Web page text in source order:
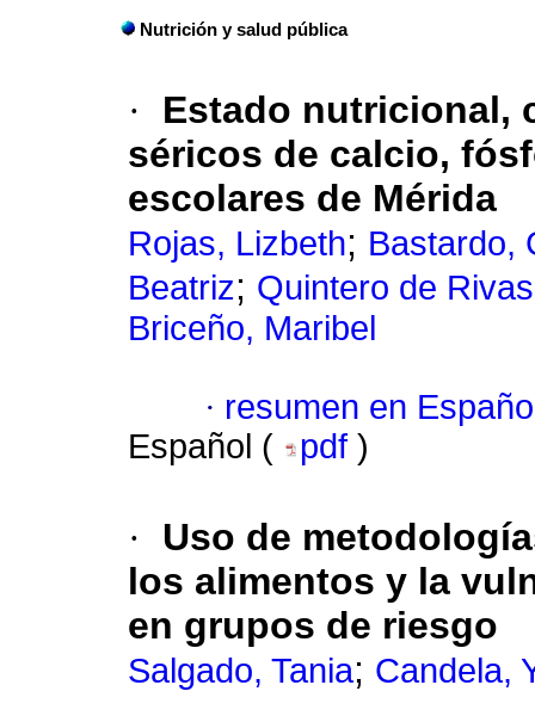
Nutrición y salud pública
·
Estado nutricional,
séricos de calcio,
escolares de Mérida
Rojas, Lizbeth; Bastardo,
Beatriz; Quintero de
Briceño, Maribel
· resumen en
Español (
pdf )
·
Uso de
los alimentos y la
en grupos de riesgo
Salgado, Tania; Candela,